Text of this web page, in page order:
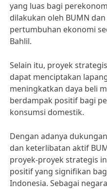
yang luas bagi
dilakukan oleh BUMN
pertumbuhan ekonomi
Bahlil.
Selain itu, proyek
dapat menciptakan
meningkatkan daya beli
berdampak positif bagi
konsumsi domestik.
Dengan adanya
dan keterlibatan aktif
proyek-proyek strategis
positif yang signifikan
Indonesia. Sebagai